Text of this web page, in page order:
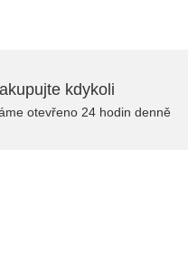
kdykoli
otevřeno 24 hodin denně